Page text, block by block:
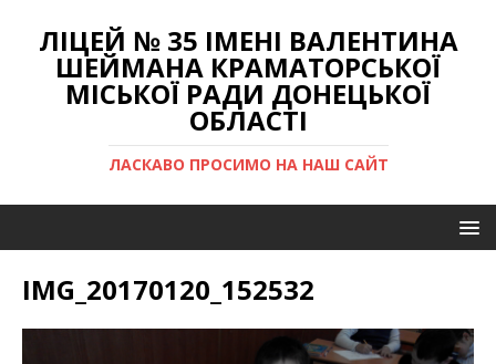
ЛІЦЕЙ № 35 ІМЕНІ ВАЛЕНТИНА
ШЕЙМАНА КРАМАТОРСЬКОЇ
МІСЬКОЇ РАДИ ДОНЕЦЬКОЇ
ОБЛАСТІ
ЛАСКАВО ПРОСИМО НА НАШ САЙТ
IMG_20170120_152532